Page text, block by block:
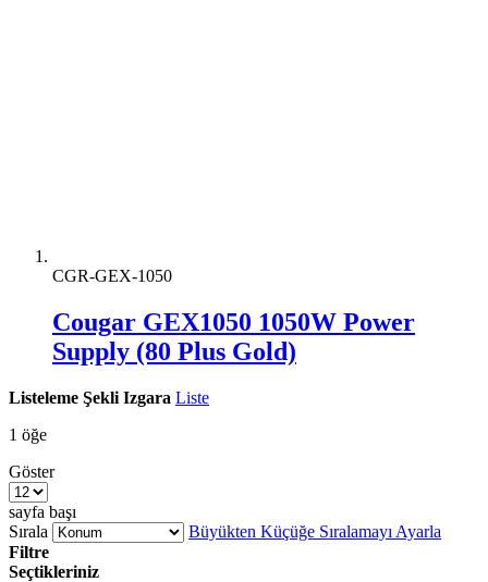
CGR-GEX-1050
Cougar GEX1050 1050W Power
Supply (80 Plus Gold)
Listeleme Şekli Izgara Liste
1 öğe
Göster
sayfa başı
Sırala
Büyükten Küçüğe Sıralamayı Ayarla
Filtre
Seçtikleriniz